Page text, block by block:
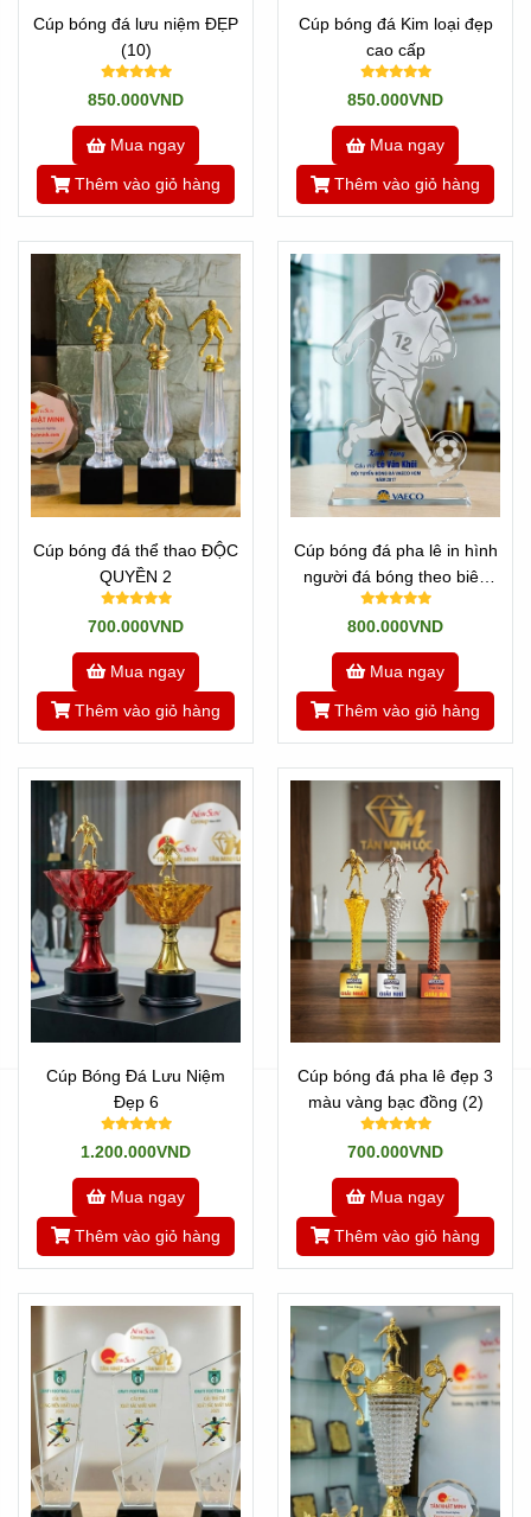
Cúp bóng đá lưu niệm ĐẸP
(10)
850.000VND
Mua ngay
Thêm vào giỏ hàng
Cúp bóng đá Kim loại đẹp
cao cấp
850.000VND
Mua ngay
Thêm vào giỏ hàng
Cúp bóng đá thể thao ĐỘC
QUYỀN 2
700.000VND
Mua ngay
Thêm vào giỏ hàng
Cúp bóng đá pha lê in hình
người đá bóng theo biên
dạng
800.000VND
Mua ngay
Thêm vào giỏ hàng
Cúp Bóng Đá Lưu Niệm
Đẹp 6
1.200.000VND
Mua ngay
Thêm vào giỏ hàng
Cúp bóng đá pha lê đẹp 3
màu vàng bạc đồng (2)
700.000VND
Mua ngay
Thêm vào giỏ hàng